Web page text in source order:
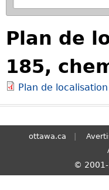
e
f
i
e
y
o
u
r
Plan de
185,
Plan de
ottawa.ca
©